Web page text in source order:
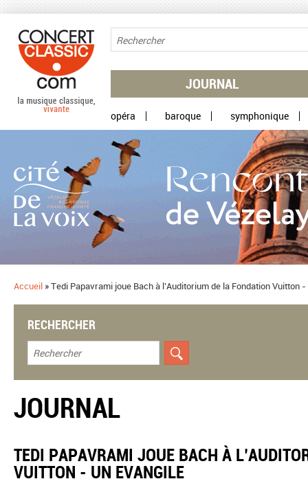
JOURNAL
opéra baroque symphonique
Accueil »Tedi Papavrami joue Bach à l’Auditorium de la Fondation Vuitton
RECHERCHER
JOURNAL
TEDI PAPAVRAMI JOUE BACH À
VUITTON - UN EVANGILE